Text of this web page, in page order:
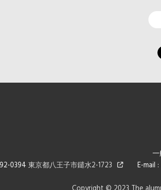
0394 東京都八王子市鑓水2-1723 E-mail :